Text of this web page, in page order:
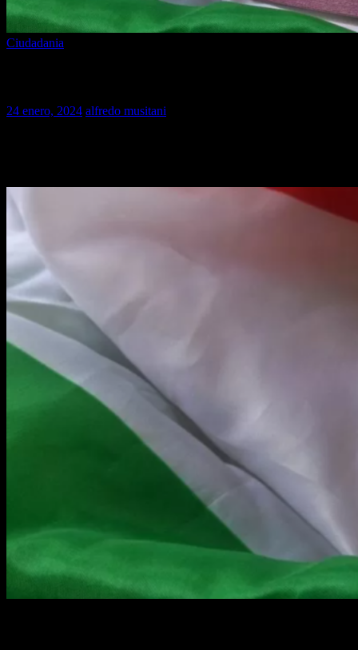
Ciudadania
24 enero, 2024 alfredo musitani